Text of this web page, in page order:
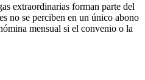
extraordinarias forman parte del
no se perciben en un único abono
mensual si el convenio o la